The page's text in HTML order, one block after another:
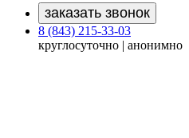
заказать звонок
8 (843) 215-33-03
круглосуточно | анонимно